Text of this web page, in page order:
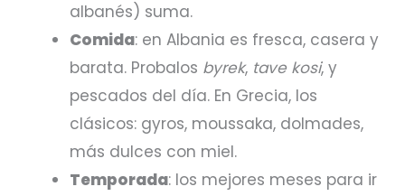
albanés) suma.
Comida: en Albania es fresca, casera y
barata. Probalos byrek, tave kosi, y
pescados del día. En Grecia, los
clásicos: gyros, moussaka, dolmades,
más dulces con miel.
Temporada: los mejores meses para ir